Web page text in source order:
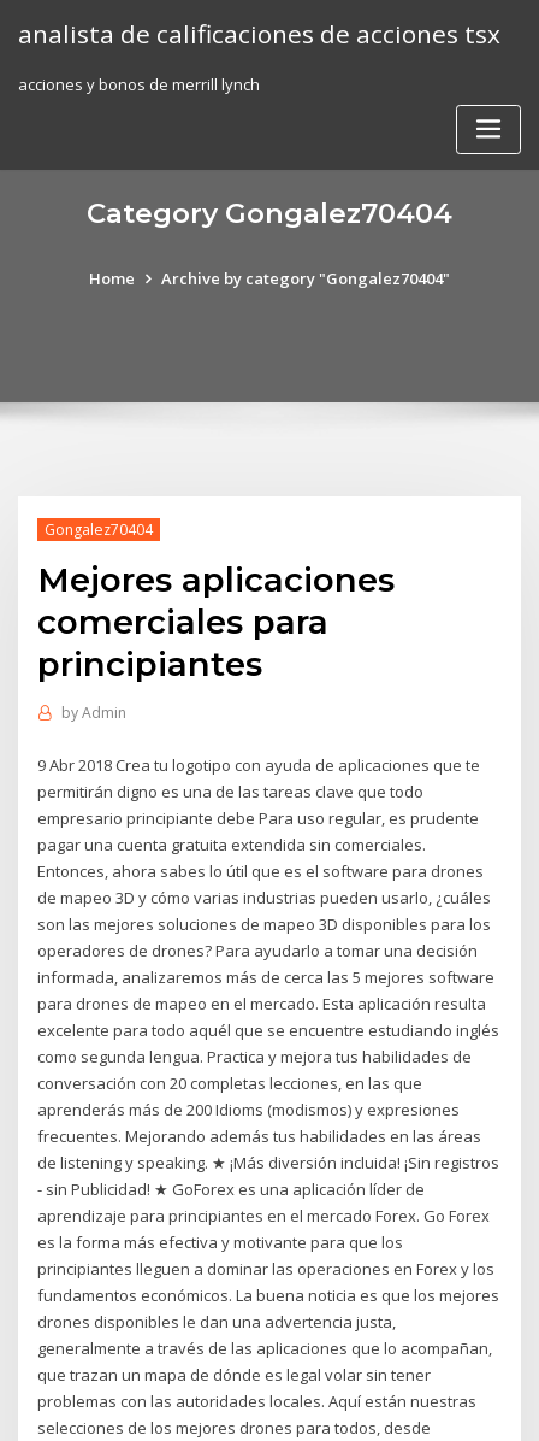
analista de calificaciones de acciones tsx
acciones y bonos de merrill lynch
Category Gongalez70404
Home Archive by category "Gongalez70404"
Gongalez70404
Mejores aplicaciones
comerciales para
principiantes
byAdmin
9 Abr 2018 Crea tu logotipo con ayuda de aplicaciones que te
permitirán digno es una de las tareas clave que todo
empresario principiante debe Para uso regular, es prudente
pagar una cuenta gratuita extendida sin comerciales.
Entonces, ahora sabes lo útil que es el software para drones
de mapeo 3D y cómo varias industrias pueden usarlo, ¿cuáles
son las mejores soluciones de mapeo 3D disponibles para los
operadores de drones? Para ayudarlo a tomar una decisión
informada, analizaremos más de cerca las 5 mejores software
para drones de mapeo en el mercado. Esta aplicación resulta
excelente para todo aquél que se encuentre estudiando inglés
como segunda lengua. Practica y mejora tus habilidades de
conversación con 20 completas lecciones, en las que
aprenderás más de 200 Idioms (modismos) y expresiones
frecuentes. Mejorando además tus habilidades en las áreas
de listening y speaking. ★ ¡Más diversión incluida! ¡Sin registros
- sin Publicidad! ★ GoForex es una aplicación líder de
aprendizaje para principiantes en el mercado Forex. Go Forex
es la forma más efectiva y motivante para que los
principiantes lleguen a dominar las operaciones en Forex y los
fundamentos económicos. La buena noticia es que los mejores
drones disponibles le dan una advertencia justa,
generalmente a través de las aplicaciones que lo acompañan,
que trazan un mapa de dónde es legal volar sin tener
problemas con las autoridades locales. Aquí están nuestras
selecciones de los mejores drones para todos, desde